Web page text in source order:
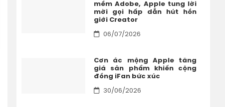
mềm Adobe, Apple tung lời
mời gọi hấp dẫn hút hồn
giới Creator
06/07/2026
Cơn ác mộng Apple tăng
giá sản phẩm khiến cộng
đồng iFan bức xúc
30/06/2026